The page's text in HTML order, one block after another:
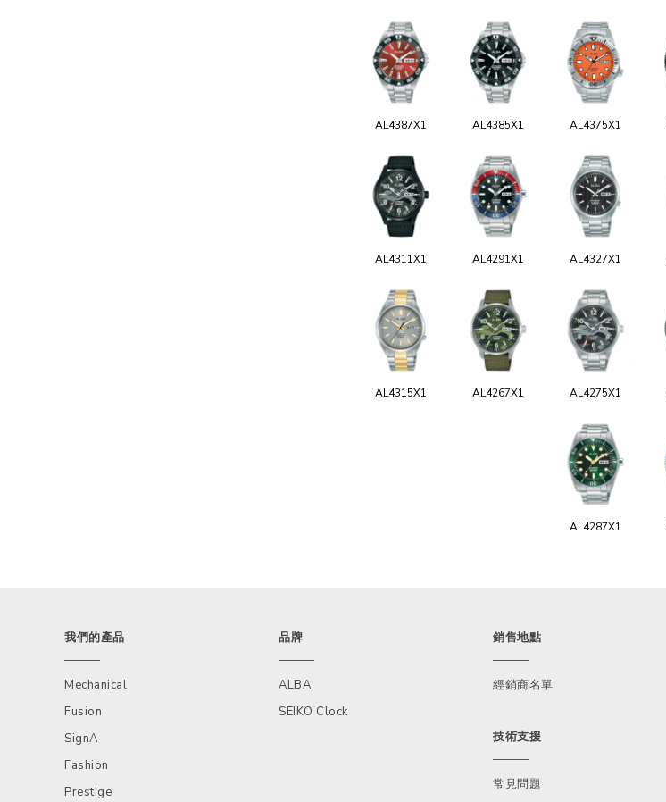
AL4387X1 AL4385X1 AL4375X1
AL4311X1 AL4291X1 AL4327X1
AL4315X1 AL4267X1 AL4275X1
AL4287X1
我們的產品
Mechanical
Fusion
SignA
Fashion
Prestige
品牌
ALBA
SEIKO Clock
銷售地點
經銷商名單
技術支援
常見問題